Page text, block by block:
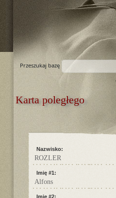
Przeszukaj bazę
Karta poległego
Nazwisko:
ROZLER
Imię #1:
Alfons
Imię #2: